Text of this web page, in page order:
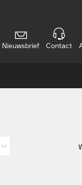
Nieuwsbrief Contact